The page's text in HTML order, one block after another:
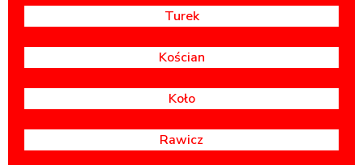
Turek
Kościan
Koło
Rawicz